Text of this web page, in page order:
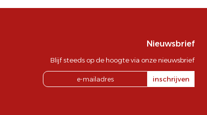
Nieuwsbrief
Blijf steeds op de hoogte via onze nieuwsbrief
inschrijven